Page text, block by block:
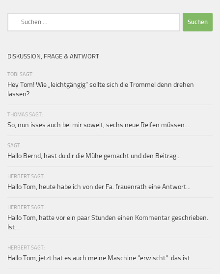
DISKUSSION, FRAGE & ANTWORT
TOBI SAGT:
Hey Tom! Wie „leichtgängig“ sollte sich die Trommel denn drehen
lassen?...
THOMAS SAGT:
So, nun isses auch bei mir soweit, sechs neue Reifen müssen...
SAGT:
Hallo Bernd, hast du dir die Mühe gemacht und den Beitrag...
HERBERT SAGT:
Hallo Tom, heute habe ich von der Fa. frauenrath eine Antwort...
HERBERT SAGT:
Hallo Tom, hatte vor ein paar Stunden einen Kommentar geschrieben.
Ist...
HERBERT SAGT:
Hallo Tom, jetzt hat es auch meine Maschine "erwischt". das ist...